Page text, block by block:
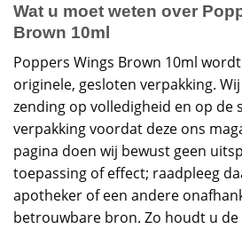
Wat u moet weten over
Brown 10ml
Poppers Wings Brown 10ml
originele, gesloten verpakking.
zending op volledigheid en op de
verpakking voordat deze ons
pagina doen wij bewust geen
toepassing of effect; raadpleeg
apotheker of een andere
betrouwbare bron. Zo houdt u